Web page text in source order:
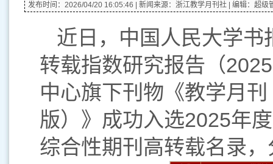
发布时间：2026/04/20 16:05:46 | 新闻来源：浙江教学月刊社 | 编辑：超级
近日，中国人民大学
转载指数研究报告（
中心旗下刊物《教学月
版）》成功入选2025年
综合性期刊高转载名录